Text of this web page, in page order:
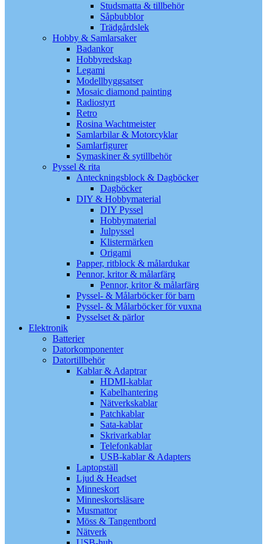
Studsmatta & tillbehör
Såpbubblor
Trädgårdslek
Hobby & Samlarsaker
Badankor
Hobbyredskap
Legami
Modellbyggsatser
Mosaic diamond painting
Radiostyrt
Retro
Rosina Wachtmeister
Samlarbilar & Motorcyklar
Samlarfigurer
Symaskiner & sytillbehör
Pyssel & rita
Anteckningsblock & Dagböcker
Dagböcker
DIY & Hobbymaterial
DIY Pyssel
Hobbymaterial
Julpyssel
Klistermärken
Origami
Papper, ritblock & målardukar
Pennor, kritor & målarfärg
Pennor, kritor & målarfärg
Pyssel- & Målarböcker för barn
Pyssel- & Målarböcker för vuxna
Pysselset & pärlor
Elektronik
Batterier
Datorkomponenter
Datortillbehör
Kablar & Adaptrar
HDMI-kablar
Kabelhantering
Nätverkskablar
Patchkablar
Sata-kablar
Skrivarkablar
Telefonkablar
USB-kablar & Adapters
Laptopställ
Ljud & Headset
Minneskort
Minneskortsläsare
Musmattor
Möss & Tangentbord
Nätverk